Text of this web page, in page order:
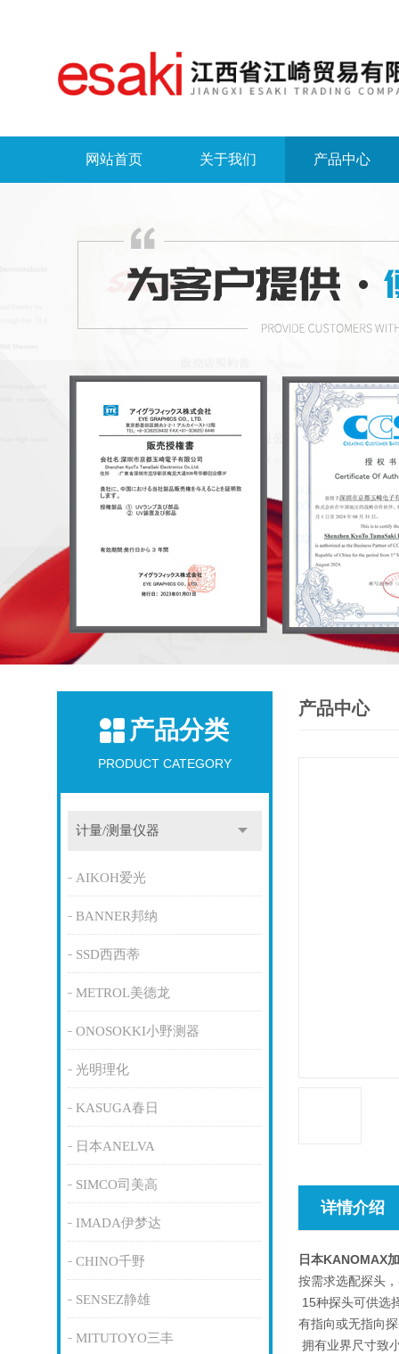
网站首页 关于我们 产品中心
产品分类
PRODUCT CATEGORY
计量/测量仪器
AIKOH爱光
BANNER邦纳
SSD西西蒂
METROL美德龙
ONOSOKKI小野测器
光明理化
KASUGA春日
日本ANELVA
SIMCO司美高
IMADA伊梦达
CHINO千野
SENSEZ静雄
MITUTOYO三丰
产品中心
详情介绍
日本KANOMAX
按需求选配探头
15种探头可供选
有指向或无指向
拥有业界尺寸致